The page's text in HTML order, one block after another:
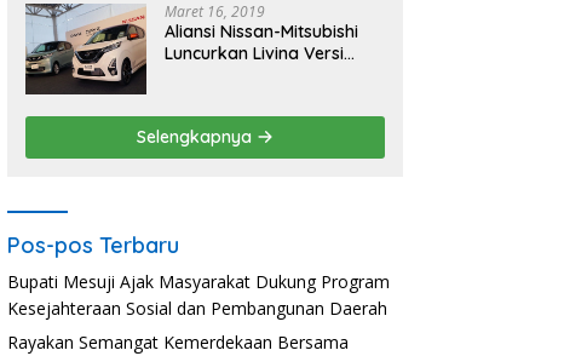
Maret 16, 2019
Aliansi Nissan-Mitsubishi
Luncurkan Livina Versi
Selengkapnya
Pos-pos Terbaru
Bupati Mesuji Ajak Masyarakat Dukung Program
Kesejahteraan Sosial dan Pembangunan Daerah
Rayakan Semangat Kemerdekaan Bersama